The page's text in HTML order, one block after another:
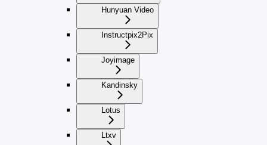
Hunyuan Video
Instructpix2Pix
Joyimage
Kandinsky
Lotus
Ltxv